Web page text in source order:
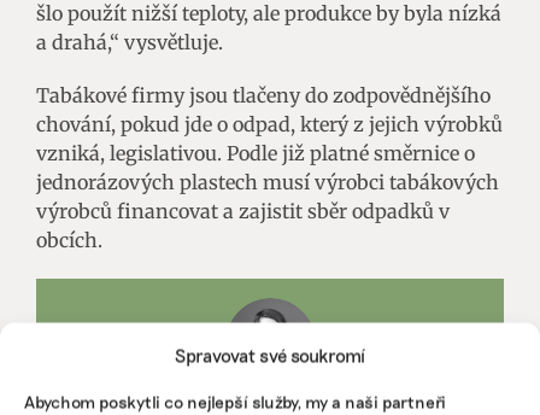
Spravovat své soukromí
Abychom poskytli co nejlepší služby, my a naši partneři
šlo použít nižší teploty, ale produkce by byla nízká
a drahá,“ vysvětluje.
Tabákové firmy jsou tlačeny do zodpovědnějšího
chování, pokud jde o odpad, který z jejich výrobků
vzniká, legislativou. Podle již platné směrnice o
jednorázových plastech musí výrobci tabákových
výrobců financovat a zajistit sběr odpadků v
obcích.